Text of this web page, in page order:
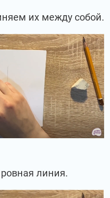
их между собой.
линия.